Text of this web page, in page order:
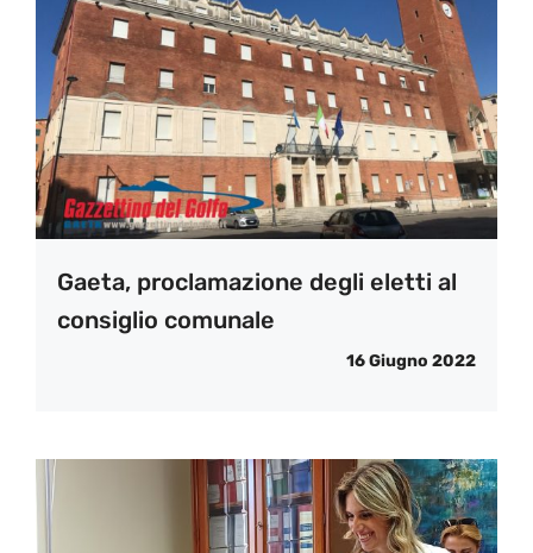
Gaeta, proclamazione degli eletti al
consiglio comunale
16 Giugno 2022